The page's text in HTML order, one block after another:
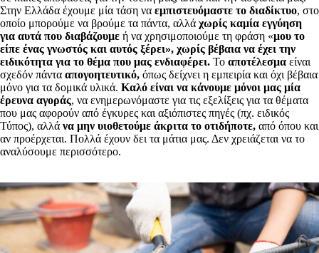
Στην Ελλάδα έχουμε μία τάση να εμπιστευόμαστε το διαδίκτυο, στο
οποίο μπορούμε να βρούμε τα πάντα, αλλά χωρίς καμία εγγύηση
για αυτά που διαβάζουμε ή να χρησιμοποιούμε τη φράση «μου το
είπε ένας γνωστός και αυτός ξέρει», χωρίς βέβαια να έχει την
ειδικότητα για το θέμα που μας ενδιαφέρει. Το αποτέλεσμα είναι
σχεδόν πάντα απογοητευτικό, όπως δείχνει η εμπειρία και όχι βέβαια
μόνο για τα δομικά υλικά. Καλό είναι να κάνουμε μόνοι μας μία
έρευνα αγοράς, να ενημερωνόμαστε για τις εξελίξεις για τα θέματα
που μας αφορούν από έγκυρες και αξιόπιστες πηγές (πχ. ειδικός
Τύπος), αλλά να μην υιοθετούμε άκριτα το οτιδήποτε, από όπου και
αν προέρχεται. Πολλά έχουν δει τα μάτια μας. Δεν χρειάζεται να το
αναλύσουμε περισσότερο.